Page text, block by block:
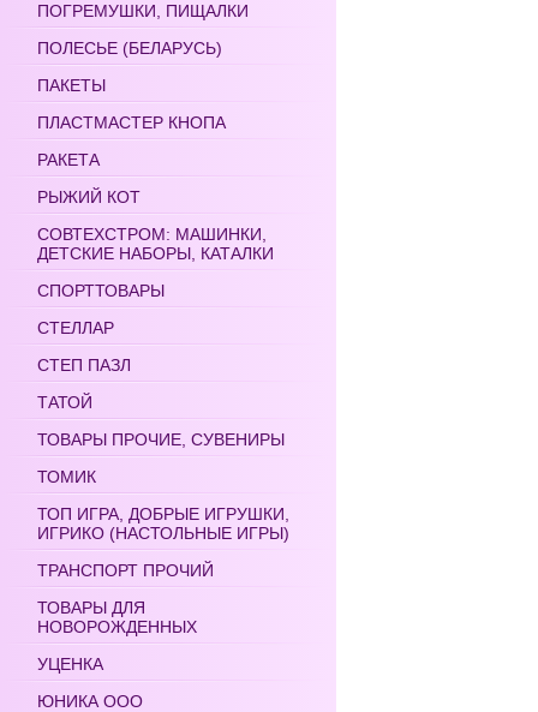
ПОГРЕМУШКИ, ПИЩАЛКИ
ПОЛЕСЬЕ (БЕЛАРУСЬ)
ПАКЕТЫ
ПЛАСТМАСТЕР КНОПА
РАКЕТА
РЫЖИЙ КОТ
СОВТЕХСТРОМ: МАШИНКИ,
ДЕТСКИЕ НАБОРЫ, КАТАЛКИ
СПОРТТОВАРЫ
СТЕЛЛАР
СТЕП ПАЗЛ
ТАТОЙ
ТОВАРЫ ПРОЧИЕ, СУВЕНИРЫ
ТОМИК
ТОП ИГРА, ДОБРЫЕ ИГРУШКИ,
ИГРИКО (НАСТОЛЬНЫЕ ИГРЫ)
ТРАНСПОРТ ПРОЧИЙ
ТОВАРЫ ДЛЯ
НОВОРОЖДЕННЫХ
УЦЕНКА
ЮНИКА ООО